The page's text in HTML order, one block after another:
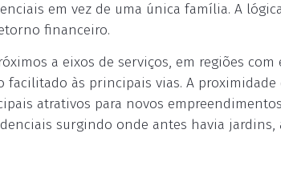
em vez de uma única família. A
financeiro.
a eixos de serviços, em regiões com
facilitado às principais vias. A
atrativos para novos
surgindo onde antes havia jardins,